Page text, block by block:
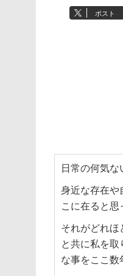
ポスト
日常の何気な
身近な存在や
こに在ると思
それがどれほ
と共に私を
な事をここ数